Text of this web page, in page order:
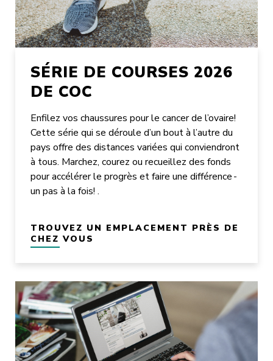
SÉRIE DE COURSES 2026
DE COC
Enfilez vos chaussures pour le cancer de l’ovaire!
Cette série qui se déroule d’un bout à l’autre du
pays offre des distances variées qui conviendront
à tous. Marchez, courez ou recueillez des fonds
pour accélérer le progrès et faire une différence -
un pas à la fois! .
TROUVEZ UN EMPLACEMENT PRÈS DE
CHEZ VOUS